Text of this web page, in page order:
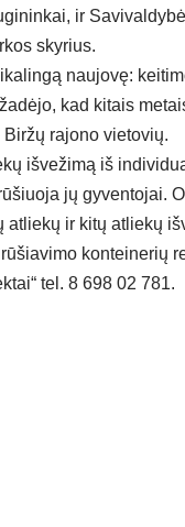
ir
sky­rius.
nau­jo­vę:
kad ki­tais
ra­jo­no vie­to­vių.
iš­ve­ži­mą iš
jų gy­ven­to­jai.
at­lie­kų ir ki­tų at­lie­kų
kon­tei­ne­rių
tel. 8 698 02 781.